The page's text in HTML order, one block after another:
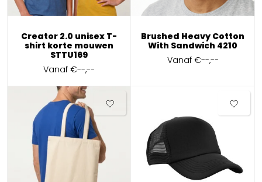
Creator 2.0 unisex T-
shirt korte mouwen
STTU169
Vanaf€--,--
Brushed Heavy Cotton
With Sandwich 4210
Vanaf €--,--